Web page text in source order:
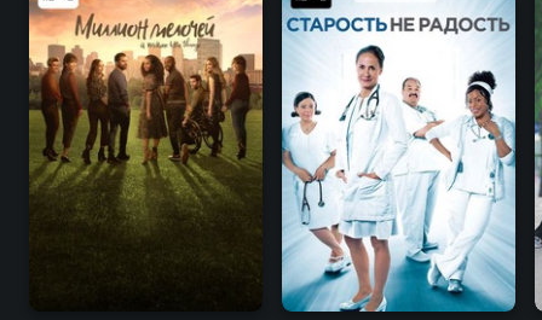
7.9 7.1 7.8